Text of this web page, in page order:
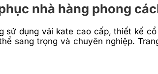
nhà hàng phong
sử dụng vải kate cao cấp, thiết kế
sang trọng và chuyên nghiệp.